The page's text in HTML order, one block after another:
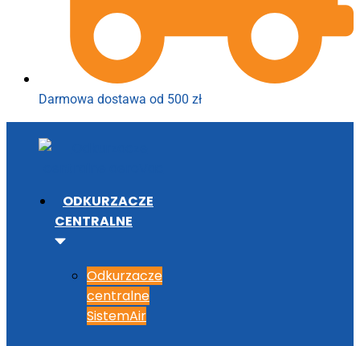
Darmowa dostawa od 500 zł
ODKURZACZE
CENTRALNE
Odkurzacze
centralne
SistemAir